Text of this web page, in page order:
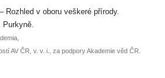
přednášky nebo
Rozhled v oboru veškeré přírody.
Purkyně.
AV ČR, v. v. i., za podpory Akademie věd ČR.